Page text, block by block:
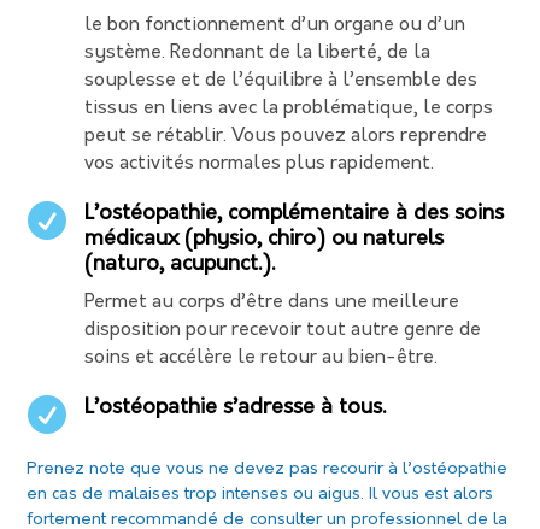
le bon fonctionnement d’un organe ou d’un
système. Redonnant de la liberté, de la
souplesse et de l’équilibre à l’ensemble des
tissus en liens avec la problématique, le corps
peut se rétablir. Vous pouvez alors reprendre
vos activités normales plus rapidement.

L’ostéopathie, complémentaire à des soins
médicaux (physio, chiro) ou naturels
(naturo, acupunct.).
Permet au corps d’être dans une meilleure
disposition pour recevoir tout autre genre de
soins et accélère le retour au bien-être.
 L’ostéopathie s’adresse à tous.
Prenez note que vous ne devez pas recourir à l’ostéopathie
en cas de malaises trop intenses ou aigus. Il vous est alors
fortement recommandé de consulter un professionnel de la